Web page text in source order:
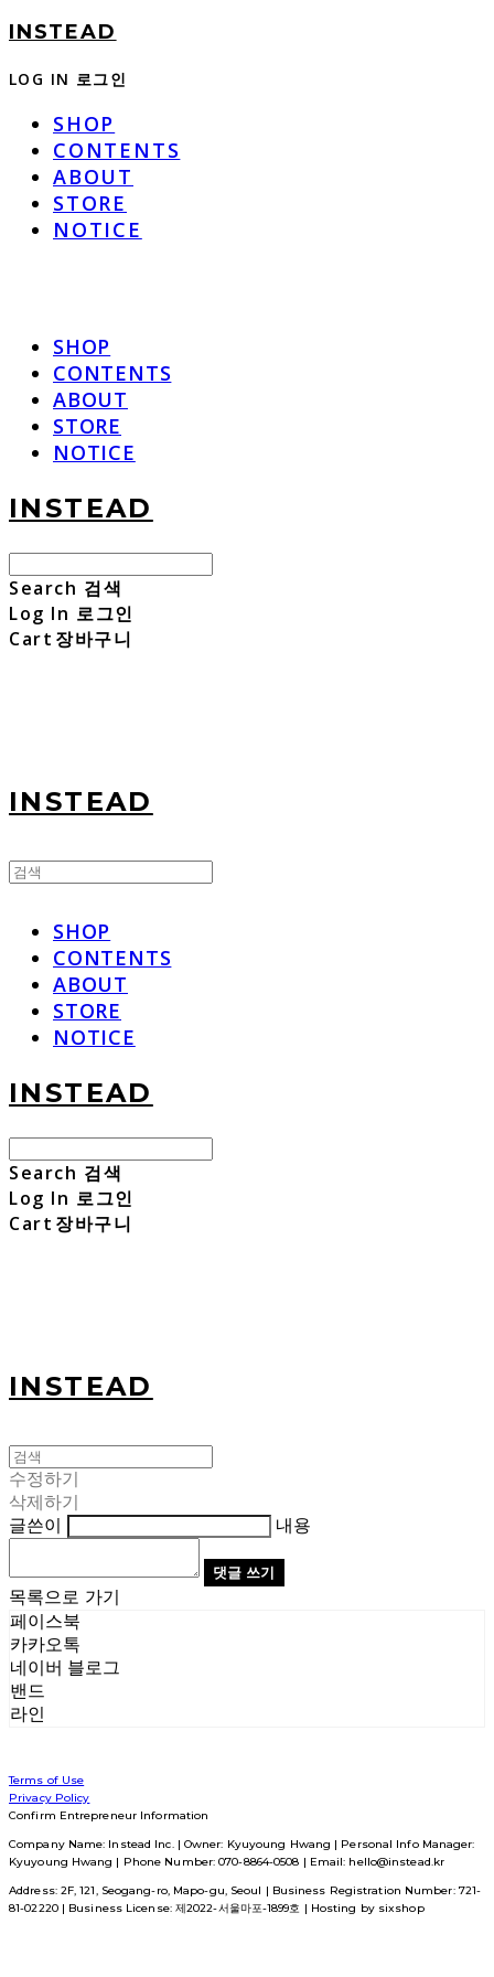
INSTEAD
LOG IN 로그인
SHOP
CONTENTS
ABOUT
STORE
NOTICE
SHOP
CONTENTS
ABOUT
STORE
NOTICE
INSTEAD
Search 검색
Log In 로그인
Cart 장바구니
INSTEAD
SHOP
CONTENTS
ABOUT
STORE
NOTICE
INSTEAD
Search 검색
Log In 로그인
Cart 장바구니
INSTEAD
수정하기
삭제하기
글쓴이
내용
댓글 쓰기
목록으로 가기
페이스북
카카오톡
네이버 블로그
밴드
라인
Terms of Use
Privacy Policy
Confirm Entrepreneur Information
Company Name: Instead Inc. | Owner: Kyuyoung Hwang | Personal Info Manager:
Kyuyoung Hwang | Phone Number: 070-8864-0508 | Email: hello@instead.kr
Address: 2F, 121, Seogang-ro, Mapo-gu, Seoul | Business Registration Number: 721-
81-02220| Business License: 제2022-서울마포-1899호 | Hosting by sixshop